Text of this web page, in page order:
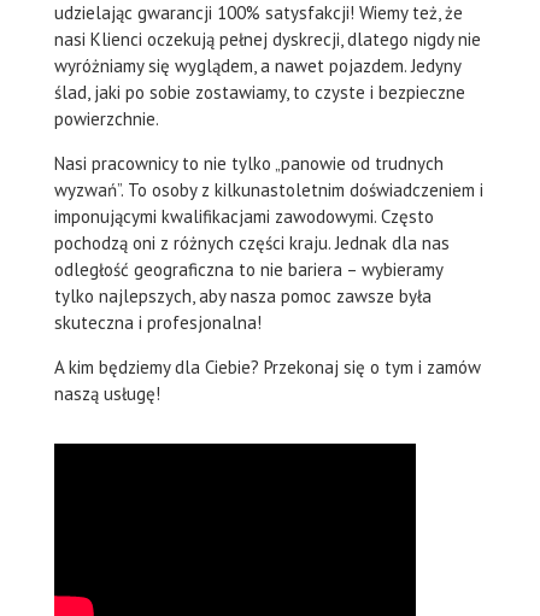
udzielając gwarancji 100% satysfakcji! Wiemy też, że
nasi Klienci oczekują pełnej dyskrecji, dlatego nigdy nie
wyróżniamy się wyglądem, a nawet pojazdem. Jedyny
ślad, jaki po sobie zostawiamy, to czyste i bezpieczne
powierzchnie.
Nasi pracownicy to nie tylko „panowie od trudnych
wyzwań”. To osoby z kilkunastoletnim doświadczeniem i
imponującymi kwalifikacjami zawodowymi. Często
pochodzą oni z różnych części kraju. Jednak dla nas
odległość geograficzna to nie bariera – wybieramy
tylko najlepszych, aby nasza pomoc zawsze była
skuteczna i profesjonalna!
A kim będziemy dla Ciebie? Przekonaj się o tym i zamów
naszą usługę!